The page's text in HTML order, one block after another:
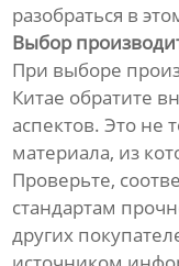
разобраться в
Выбор
При выборе
Китае обратите
аспектов. Это не
материала, из
Проверьте,
стандартам
других